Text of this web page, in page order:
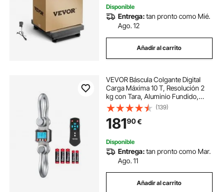
Disponible
Entrega:tan pronto como Mié.
Ago. 12
Añadir al carrito
VEVOR Báscula Colgante Digital
Carga Máxima 10 T, Resolución 2
kg con Tara, Aluminio Fundido,
Pantalla LCD, Retención de Pico
Datos, Escala Digital de Grúa
Portátil para Pesca Taller Granja
Almacén
(139)
18190€
Disponible
Entrega:tan pronto como Mar.
Ago. 11
Añadir al carrito